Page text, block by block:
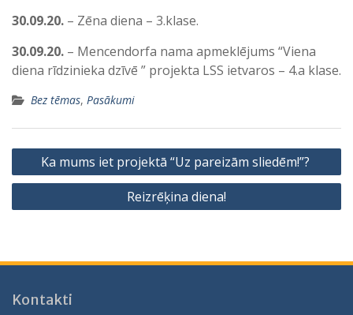
30.09.20. – Zēna diena – 3.klase.
30.09.20. – Mencendorfa nama apmeklējums “Viena
diena rīdzinieka dzīvē ” projekta LSS ietvaros – 4.a klase.
Bez tēmas, Pasākumi
Ziņu
izvēlne
Ka mums iet projektā “Uz pareizām sliedēm!”?
Reizrēķina diena!
Kontakti